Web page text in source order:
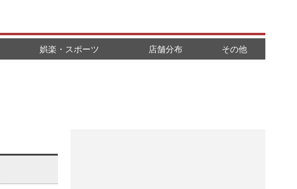
娯楽・スポーツ 店舗分布 その他